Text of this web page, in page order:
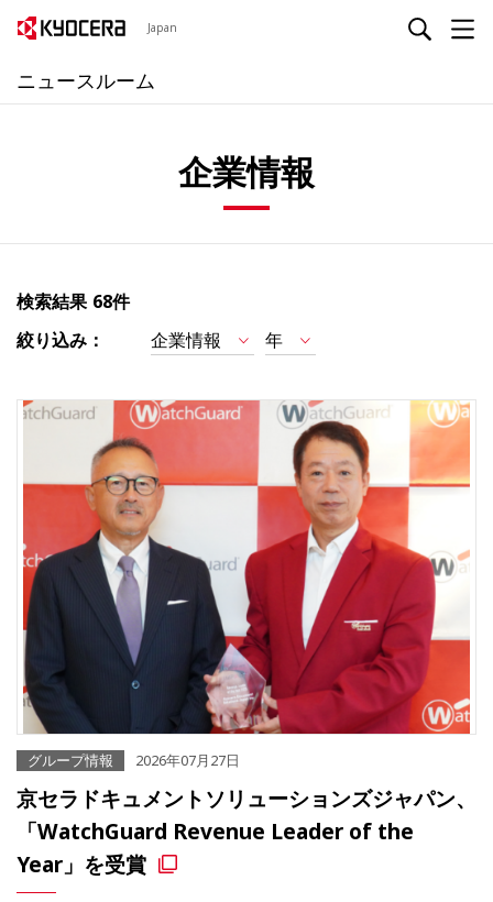
Japan
ニュースルーム
企業情報
検索結果 68件
絞り込み：
企業情報 年
グループ情報 2026年07月27日
京セラドキュメントソリューションズジャパン、
「WatchGuard Revenue Leader of the
Year」を受賞